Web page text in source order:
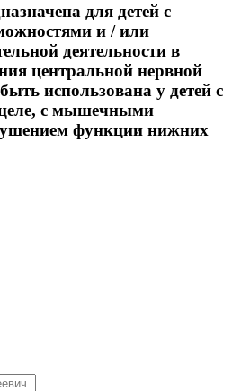
для детей с
и / или
деятельности в
центральной нервной
использована у детей с
с мышечными
функции нижних